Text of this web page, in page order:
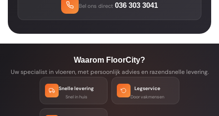
Bel ons direct 036 303 3041
Waarom FloorCity?
Uw specialist in vloeren, met persoonlijk advies en razendsnelle levering.
Snelle levering
Snel in huis
Legservice
Door vakmensen